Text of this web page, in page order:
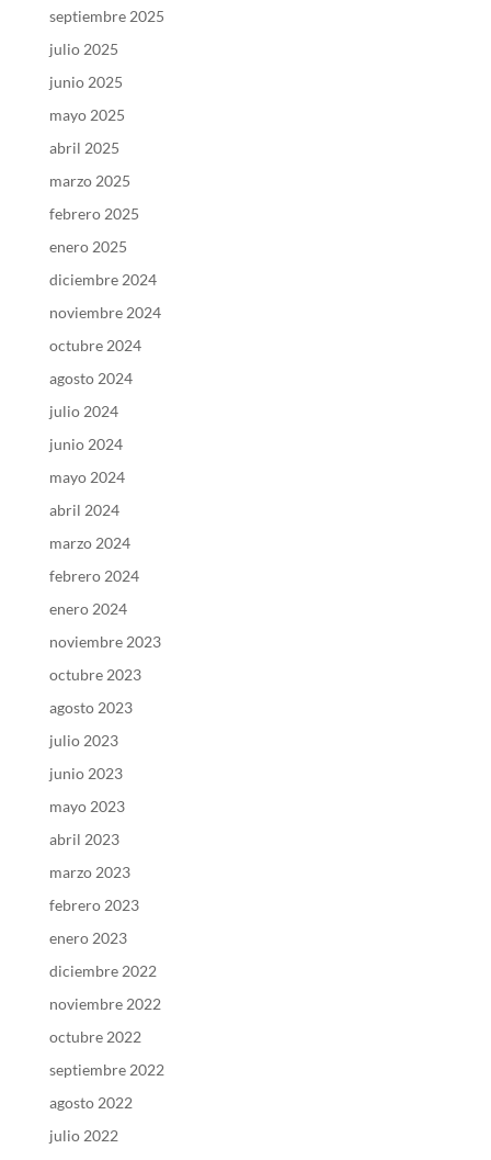
septiembre 2025
julio 2025
junio 2025
mayo 2025
abril 2025
marzo 2025
febrero 2025
enero 2025
diciembre 2024
noviembre 2024
octubre 2024
agosto 2024
julio 2024
junio 2024
mayo 2024
abril 2024
marzo 2024
febrero 2024
enero 2024
noviembre 2023
octubre 2023
agosto 2023
julio 2023
junio 2023
mayo 2023
abril 2023
marzo 2023
febrero 2023
enero 2023
diciembre 2022
noviembre 2022
octubre 2022
septiembre 2022
agosto 2022
julio 2022